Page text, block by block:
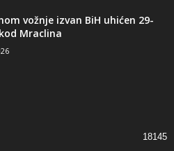
vožnje izvan BiH uhićen 29-
Mraclina
18145